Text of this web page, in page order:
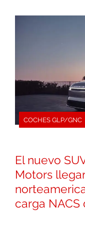
COCHES GLP/GNC
El nuevo
Motors
carga NACS